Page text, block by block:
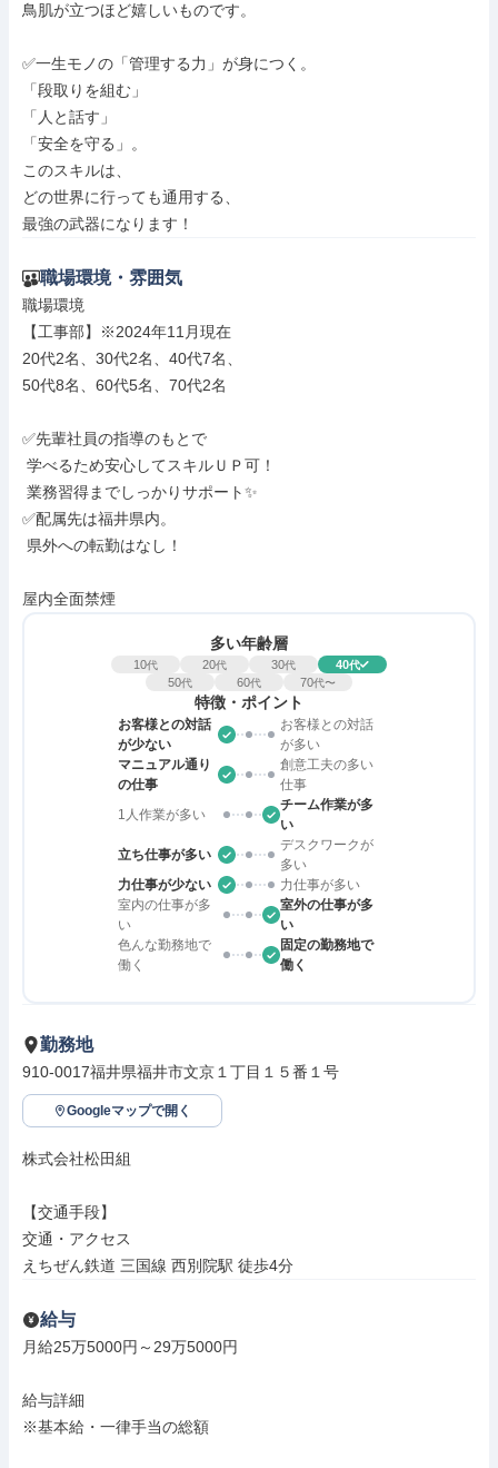
鳥肌が立つほど嬉しいものです。
✅一生モノの「管理する力」が身につく。
「段取りを組む」
「人と話す」
「安全を守る」。
このスキルは、
どの世界に行っても通用する、
最強の武器になります！
職場環境・雰囲気
職場環境
【工事部】※2024年11月現在
20代2名、30代2名、40代7名、
50代8名、60代5名、70代2名
✅先輩社員の指導のもとで
✅配属先は福井県内。
屋内全面禁煙
多い年齢層
10代 20代 30代 40代
50代 60代 70代〜
特徴・ポイント
お客様との対話
が少ない
お客様との対話
が多い
マニュアル通り
の仕事
創意工夫の多い
仕事
1人作業が多い
チーム作業が多
い
立ち仕事が多い
デスクワークが
多い
力仕事が少ない
力仕事が多い
室内の仕事が多
い
室外の仕事が多
い
色んな勤務地で
働く
固定の勤務地で
働く
勤務地
910-0017福井県福井市文京１丁目１５番１号
Googleマップで開く
株式会社松田組
【交通手段】
交通・アクセス
えちぜん鉄道 三国線 西別院駅 徒歩4分
給与
月給25万5000円～29万5000円
給与詳細
※基本給・一律手当の総額